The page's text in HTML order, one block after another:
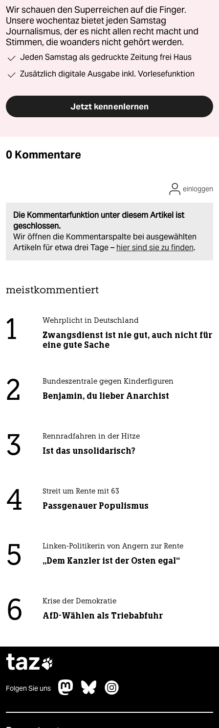
Wir schauen den Superreichen auf die Finger.
Unsere wochentaz bietet jeden Samstag
Journalismus, der es nicht allen recht macht und
Stimmen, die woanders nicht gehört werden.
Jeden Samstag als gedruckte Zeitung frei Haus
Zusätzlich digitale Ausgabe inkl. Vorlesefunktion
Jetzt kennenlernen
0 Kommentare
Die Kommentarfunktion unter diesem Artikel ist
geschlossen.
Wir öffnen die Kommentarspalte bei ausgewählten
Artikeln für etwa drei Tage – hier sind sie zu finden.
einloggen
meistkommentiert
1 Wehrplicht in Deutschland
Zwangsdienst ist nie gut, auch nicht für
eine gute Sache
2 Bundeszentrale gegen Kinderfiguren
Benjamin, du lieber Anarchist
3 Rennradfahren in der Hitze
Ist das unsolidarisch?
4 Streit um Rente mit 63
Passgenauer Populismus
5 Linken-Politikerin von Angern zur Rente
„Dem Kanzler ist der Osten egal“
6 Krise der Demokratie
AfD-Wählen als Triebabfuhr
taz
Folgen Sie uns